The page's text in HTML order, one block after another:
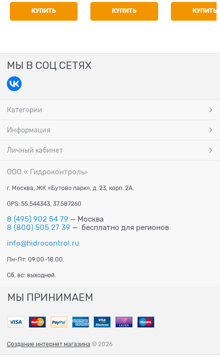
КУПИТЬ КУПИТЬ КУПИТЬ
МЫ В СОЦ СЕТЯХ
Категории
Информация
Личный кабинет
ООО « Гидроконтроль»
г. Москва, ЖК «Бутово парк», д. 23, корп. 2А.
GPS: 55.544343, 37.587260
8 (495) 902 54 79 — Москва
8 (800) 505 27 39 — бесплатно для регионов
info@hidrocontrol.ru
Пн-Пт: 09.00-18.00.
Сб, вс: выходной.
МЫ ПРИНИМАЕМ
Создание интернет магазина © 2026